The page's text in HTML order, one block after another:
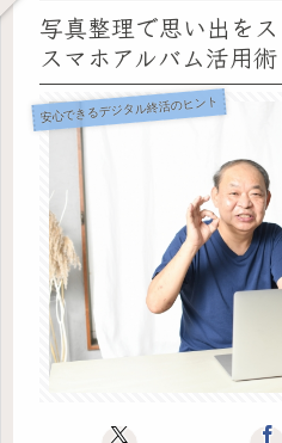
写真整理で思い出を
スマホアルバム活用術
安心できるデジタル終活のヒント